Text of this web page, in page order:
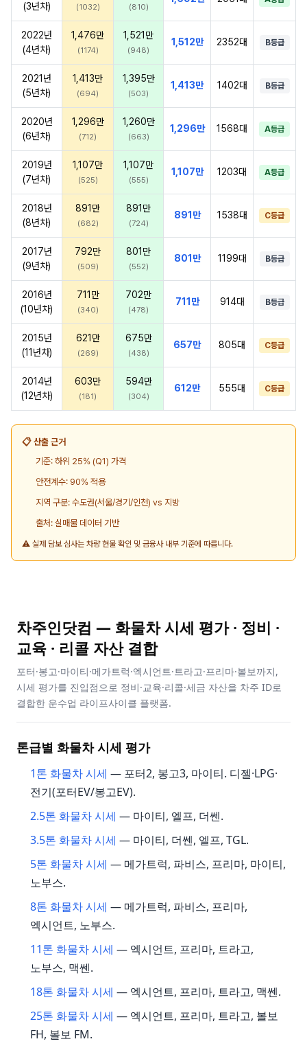
(3년차)
(1032) (810)
2022년
(4년차)
1,476만
(1174)
1,521만
(948)
1,512만 2352대 B등급
2021년
(5년차)
1,413만
(694)
1,395만
(503)
1,413만 1402대 B등급
2020년
(6년차)
1,296만
(712)
1,260만
(663)
1,296만 1568대 A등급
2019년
(7년차)
1,107만
(525)
1,107만
(555)
1,107만 1203대 A등급
2018년
(8년차)
891만
(682)
891만
(724)
891만 1538대 C등급
2017년
(9년차)
792만
(509)
801만
(552)
801만 1199대 B등급
2016년
(10년차)
711만
(340)
702만
(478)
711만 914대 B등급
2015년
(11년차)
621만
(269)
675만
(438)
657만 805대 C등급
2014년
(12년차)
603만
(181)
594만
(304)
612만 555대 C등급
📋 산출 근거
기준: 하위 25% (Q1) 가격
안전계수: 90% 적용
지역 구분: 수도권(서울/경기/인천) vs 지방
출처: 실매물 데이터 기반
⚠️ 실제 담보 심사는 차량 현물 확인 및 금융사 내부 기준에 따릅니다.
차주인닷컴 — 화물차 시세 평가 · 정비 ·
교육 · 리콜 자산 결합
포터·봉고·마이티·메가트럭·엑시언트·트라고·프리마·볼보까지,
시세 평가를 진입점으로 정비·교육·리콜·세금 자산을 차주 ID로
결합한 운수업 라이프사이클 플랫폼.
톤급별 화물차 시세 평가
1톤 화물차 시세 — 포터2, 봉고3, 마이티. 디젤·LPG·
전기(포터EV/봉고EV).
2.5톤 화물차 시세 — 마이티, 엘프, 더쎈.
3.5톤 화물차 시세 — 마이티, 더쎈, 엘프, TGL.
5톤 화물차 시세 — 메가트럭, 파비스, 프리마, 마이티,
노부스.
8톤 화물차 시세 — 메가트럭, 파비스, 프리마,
엑시언트, 노부스.
11톤 화물차 시세 — 엑시언트, 프리마, 트라고,
노부스, 맥쎈.
18톤 화물차 시세 — 엑시언트, 프리마, 트라고, 맥쎈.
25톤 화물차 시세 — 엑시언트, 프리마, 트라고, 볼보
FH, 볼보 FM.